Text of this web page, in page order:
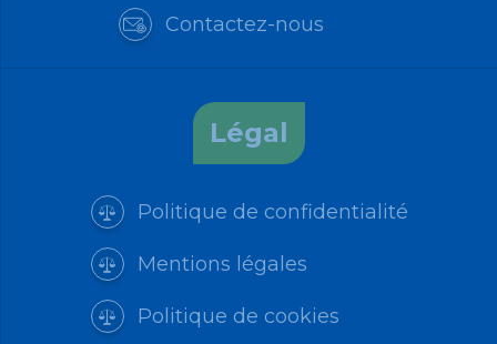
Contactez-nous
Légal
Politique de confidentialité
Mentions légales
Politique de cookies